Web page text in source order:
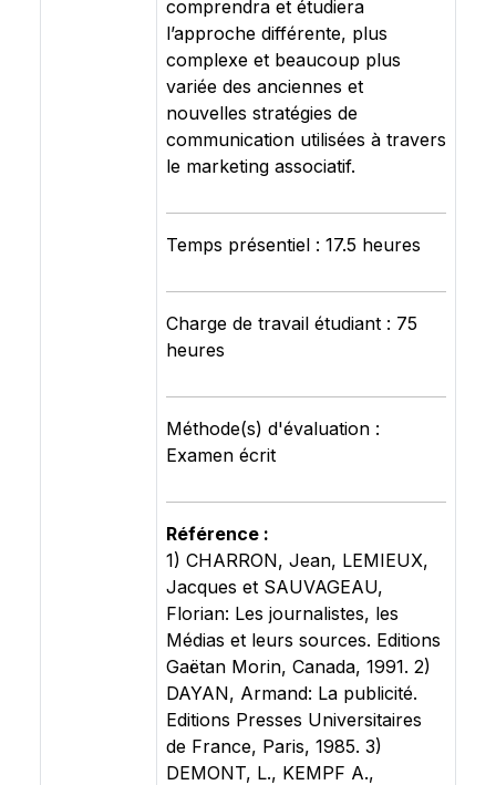
comprendra et étudiera
l’approche différente, plus
complexe et beaucoup plus
variée des anciennes et
nouvelles stratégies de
communication utilisées à travers
le marketing associatif.
Temps présentiel : 17.5 heures
Charge de travail étudiant : 75
heures
Méthode(s) d'évaluation :
Examen écrit
Référence :
1) CHARRON, Jean, LEMIEUX,
Jacques et SAUVAGEAU,
Florian: Les journalistes, les
Médias et leurs sources. Editions
Gaëtan Morin, Canada, 1991. 2)
DAYAN, Armand: La publicité.
Editions Presses Universitaires
de France, Paris, 1985. 3)
DEMONT, L., KEMPF A.,